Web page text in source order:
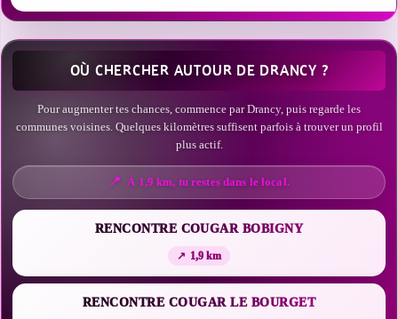
OÙ CHERCHER AUTOUR DE DRANCY ?
Pour augmenter tes chances, commence par Drancy, puis regarde les
communes voisines. Quelques kilomètres suffisent parfois à trouver un profil
plus actif.
À 1,9 km, tu restes dans le local.
RENCONTRE COUGAR BOBIGNY
1,9 km
RENCONTRE COUGAR LE BOURGET